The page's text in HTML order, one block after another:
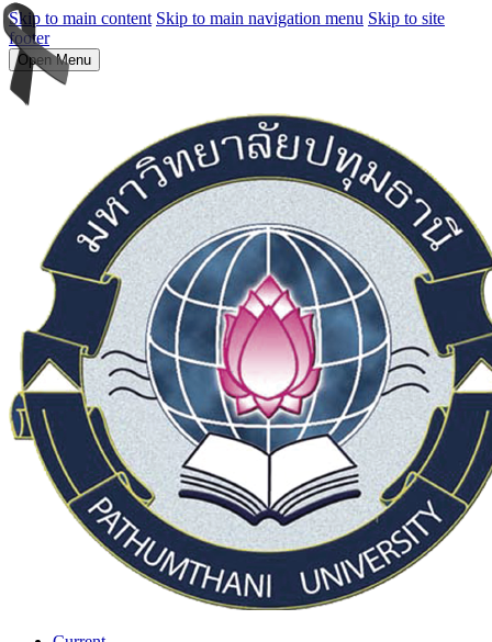
Skip to main content Skip to main navigation menu Skip to site
footer
Open Menu